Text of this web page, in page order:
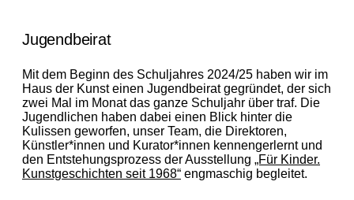
Jugendbeirat
Mit dem Beginn des Schuljahres 2024/25 haben wir im
Haus der Kunst einen Jugendbeirat gegründet, der sich
zwei Mal im Monat das ganze Schuljahr über traf. Die
Jugendlichen haben dabei einen Blick hinter die
Kulissen geworfen, unser Team, die Direktoren,
Künstler*innen und Kurator*innen kennengerlernt und
den Entstehungsprozess der Ausstellung „Für Kinder.
Kunstgeschichten seit 1968“ engmaschig begleitet.